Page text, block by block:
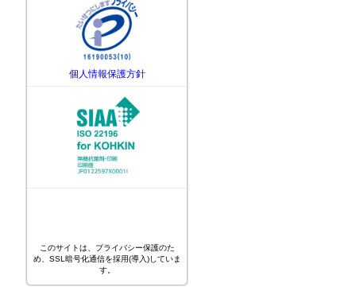
個人情報保護方針
このサイトは、プライバシー保護のた
め、SSL暗号化通信を採用(導入)していま
す。